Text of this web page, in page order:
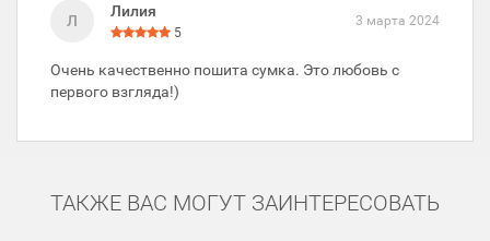
Л
Лилия
5
3 марта 2024
Очень качественно пошита сумка. Это любовь с
первого взгляда!)
ТАКЖЕ ВАС МОГУТ ЗАИНТЕРЕСОВАТЬ